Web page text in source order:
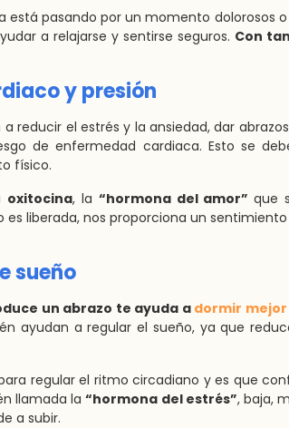
está pasando por un momento dolorosos
a relajarse y sentirse seguros. Con
y presión
reducir el estrés y la ansiedad, dar
de enfermedad cardiaca. Esto se
físico.
oxitocina, la “hormona del amor”que
liberada, nos proporciona un
sueño
un abrazo te ayuda a dormir mejor
ayudan a regular el sueño, ya que
regular el ritmo circadiano y es que
llamada la“hormona del estrés”, baja,
a subir.